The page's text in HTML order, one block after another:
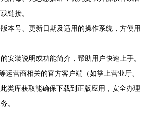
链接。
本号、更新日期及适用的操作系统，方便用
的安装说明或功能简介，帮助用户快速上手。
运营商相关的官方客户端（如掌上营业厅、
类库获取能确保下载到正版应用，安全办理
。